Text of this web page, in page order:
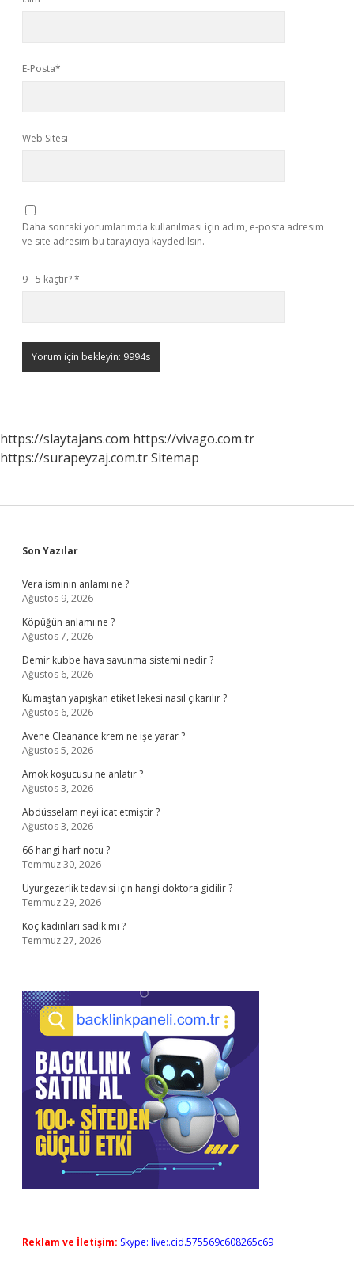
E-Posta*
Web Sitesi
Daha sonraki yorumlarımda kullanılması için adım, e-posta adresim
ve site adresim bu tarayıcıya kaydedilsin.
9 - 5 kaçtır?*
https://slaytajans.com https://vivago.com.tr
https://surapeyzaj.com.trSitemap
Sidebar
Son Yazılar
Vera isminin anlamı ne ?
Ağustos 9, 2026
Köpüğün anlamı ne ?
Ağustos 7, 2026
Demir kubbe hava savunma sistemi nedir ?
Ağustos 6, 2026
Kumaştan yapışkan etiket lekesi nasıl çıkarılır ?
Ağustos 6, 2026
Avene Cleanance krem ne işe yarar ?
Ağustos 5, 2026
Amok koşucusu ne anlatır ?
Ağustos 3, 2026
Abdüsselam neyi icat etmiştir ?
Ağustos 3, 2026
66 hangi harf notu ?
Temmuz 30, 2026
Uyurgezerlik tedavisi için hangi doktora gidilir ?
Temmuz 29, 2026
Koç kadınları sadık mı ?
Temmuz 27, 2026
Reklam ve İletişim: Skype: live:.cid.575569c608265c69